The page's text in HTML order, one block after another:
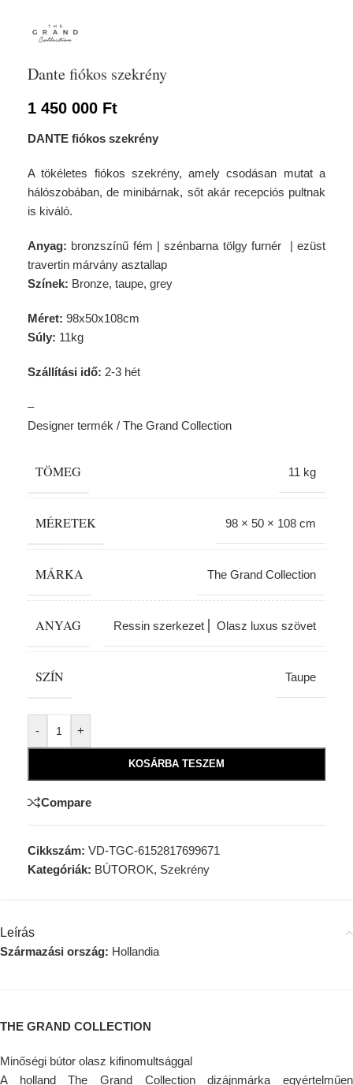
Dante fiókos szekrény
1 450 000 Ft
DANTE fiókos szekrény
A tökéletes fiókos szekrény, amely csodásan mutat a
hálószobában, de minibárnak, sőt akár recepciós pultnak
is kiváló.
Anyag: bronzszínű fém | szénbarna tölgy furnér | ezüst
travertin márvány asztallap
Színek: Bronze, taupe, grey
Méret: 98x50x108cm
Súly: 11kg
Szállítási idő: 2-3 hét
–
Designer termék / The Grand Collection
TÖMEG 11 kg
MÉRETEK 98 × 50 × 108 cm
MÁRKA The Grand Collection
ANYAG Ressin szerkezet ⎢ Olasz luxus szövet
SZÍN Taupe
- +
KOSÁRBA TESZEM
Compare
Cikkszám: VD-TGC-6152817699671
Kategóriák: BÚTOROK, Szekrény
Leírás
Származási ország: Hollandia
THE GRAND COLLECTION
Minőségi bútor olasz kifinomultsággal
A holland The Grand Collection dizájnmárka egyértelműen